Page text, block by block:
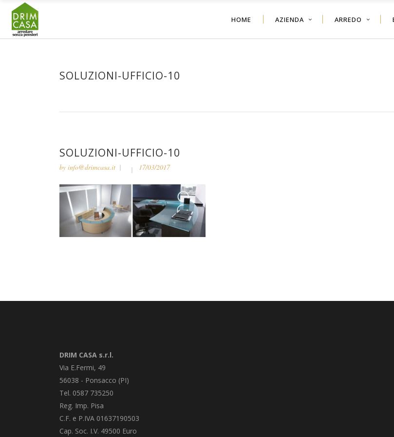
HOME AZIENDA ARREDO
SOLUZIONI-UFFICIO-10
SOLUZIONI-UFFICIO-10
by info@drimcasa.it 17/03/2017
DRIM CASA s.r.l.
Via E.Fermi, 49
56038 - Ponsacco (PI)
Tel. 0587 735250
Reg. Imp. Pisa
C.F. e P.IVA 01637190503
Cap. Soc. I.V. 49500 Euro